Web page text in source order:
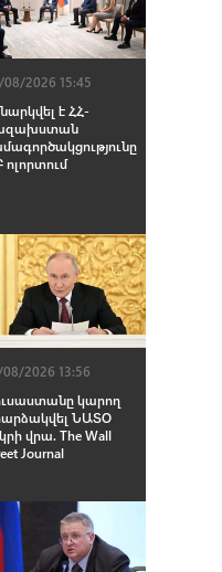
2026 15:45
է ՀՀ-
ոլորտում
2026 13:56
կարող
ՆԱՏՕ
վրա. The Wall
Journal